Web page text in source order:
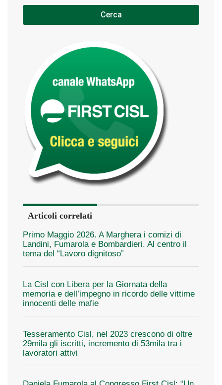
Cerca
Articoli correlati
Primo Maggio 2026. A Marghera i comizi di
Landini, Fumarola e Bombardieri. Al centro il
tema del “Lavoro dignitoso”
La Cisl con Libera per la Giornata della
memoria e dell’impegno in ricordo delle vittime
innocenti delle mafie
Tesseramento Cisl, nel 2023 crescono di oltre
29mila gli iscritti, incremento di 53mila tra i
lavoratori attivi